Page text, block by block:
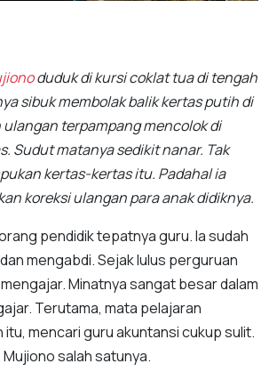
duduk di kursi coklat tua di tengah
sibuk membolak balik kertas putih di
terpampang mencolok di
Sudut matanya sedikit nanar. Tak
kertas-kertas itu. Padahal ia
koreksi ulangan para anak didiknya.
pendidik tepatnya guru. Ia sudah
mengabdi. Sejak lulus perguruan
Minatnya sangat besar dalam
Terutama, mata pelajaran
itu, mencari guru akuntansi cukup sulit.
salah satunya.